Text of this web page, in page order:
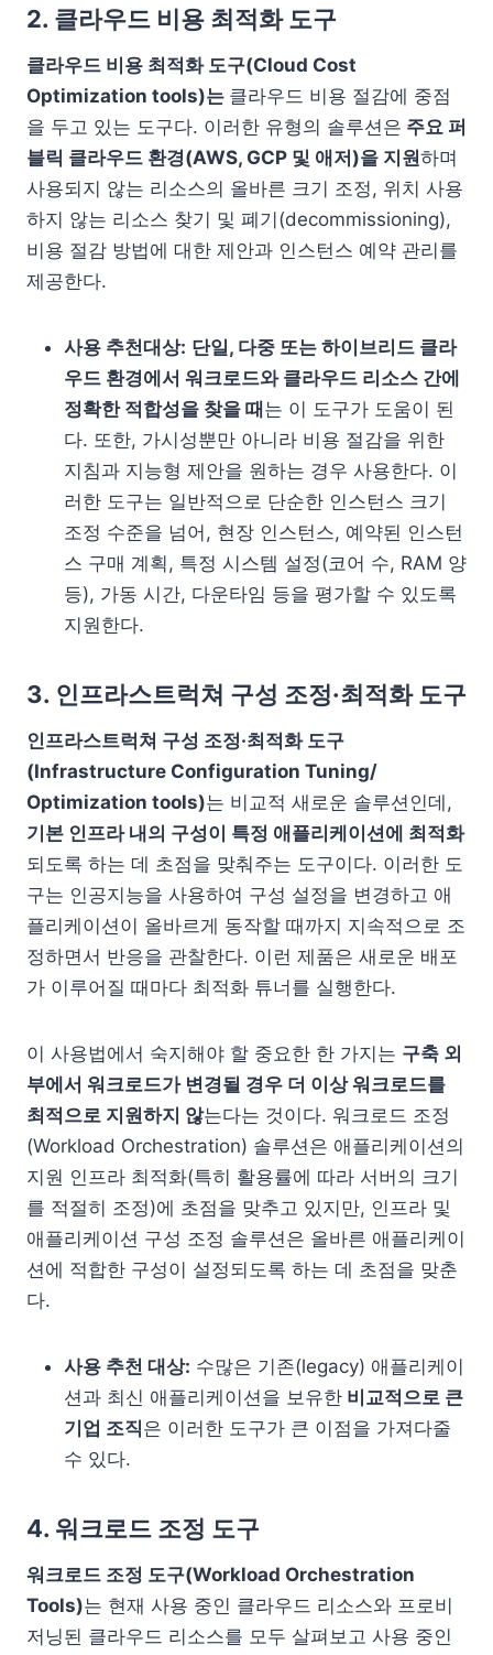
2. 클라우드 비용 최적화 도구
클라우드 비용 최적화 도구(Cloud Cost
Optimization tools)는 클라우드 비용 절감에 중점
을 두고 있는 도구다. 이러한 유형의 솔루션은 주요 퍼
블릭 클라우드 환경(AWS, GCP 및 애저)을 지원하며
사용되지 않는 리소스의 올바른 크기 조정, 위치 사용
하지 않는 리소스 찾기 및 폐기(decommissioning),
비용 절감 방법에 대한 제안과 인스턴스 예약 관리를
제공한다.
사용 추천대상: 단일, 다중 또는 하이브리드 클라
우드 환경에서 워크로드와 클라우드 리소스 간에
정확한 적합성을 찾을 때 는 이 도구가 도움이 된
다. 또한, 가시성뿐만 아니라 비용 절감을 위한
지침과 지능형 제안을 원하는 경우 사용한다. 이
러한 도구는 일반적으로 단순한 인스턴스 크기
조정 수준을 넘어, 현장 인스턴스, 예약된 인스턴
스 구매 계획, 특정 시스템 설정(코어 수, RAM 양
등), 가동 시간, 다운타임 등을 평가할 수 있도록
지원한다.
3. 인프라스트럭쳐 구성 조정·최적화 도구
인프라스트럭쳐 구성 조정·최적화 도구
(Infrastructure Configuration Tuning/
Optimization tools)는 비교적 새로운 솔루션인데,
기본 인프라 내의 구성이 특정 애플리케이션에 최적화
되도록 하는 데 초점을 맞춰주는 도구이다. 이러한 도
구는 인공지능을 사용하여 구성 설정을 변경하고 애
플리케이션이 올바르게 동작할 때까지 지속적으로 조
정하면서 반응을 관찰한다. 이런 제품은 새로운 배포
가 이루어질 때마다 최적화 튜너를 실행한다.
이 사용법에서 숙지해야 할 중요한 한 가지는 구축 외
부에서 워크로드가 변경될 경우 더 이상 워크로드를
최적으로 지원하지 않는다는 것이다. 워크로드 조정
(Workload Orchestration) 솔루션은 애플리케이션의
지원 인프라 최적화(특히 활용률에 따라 서버의 크기
를 적절히 조정)에 초점을 맞추고 있지만, 인프라 및
애플리케이션 구성 조정 솔루션은 올바른 애플리케이
션에 적합한 구성이 설정되도록 하는 데 초점을 맞춘
다.
사용 추천 대상: 수많은 기존(legacy) 애플리케이
션과 최신 애플리케이션을 보유한 비교적으로 큰
기업 조직은 이러한 도구가 큰 이점을 가져다줄
수 있다.
4. 워크로드 조정 도구
워크로드 조정 도구(Workload Orchestration
Tools)는 현재 사용 중인 클라우드 리소스와 프로비
저닝된 클라우드 리소스를 모두 살펴보고 사용 중인